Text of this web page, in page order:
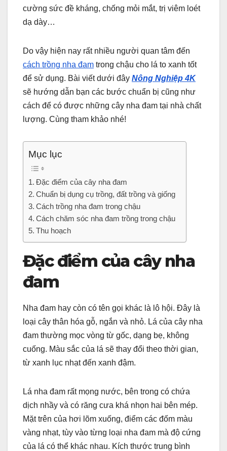
cường sức đề kháng, chống mỏi mắt, trị viêm loét
dạ dày…
Do vậy hiện nay rất nhiều người quan tâm đến
cách trồng nha đam trong chậu cho lá to xanh tốt
để sử dụng. Bài viết dưới đây Nông Nghiệp 4K
sẽ hướng dẫn bạn các bước chuẩn bị cũng như
cách để có được những cây nha đam tại nhà chất
lượng. Cùng tham khảo nhé!
Mục lục
Đặc điểm của cây nha đam
Chuẩn bị dụng cụ trồng, đất trồng và giống
Cách trồng nha đam trong chậu
Cách chăm sóc nha đam trồng trong chậu
Thu hoạch
Đặc điểm của cây nha
đam
Nha đam hay còn có tên gọi khác là lô hội. Đây là
loại cây thân hóa gỗ, ngắn và nhỏ. Lá của cây nha
đam thường mọc vòng từ gốc, dạng bẹ, không
cuống. Màu sắc của lá sẽ thay đổi theo thời gian,
từ xanh lục nhạt đến xanh đậm.
Lá nha đam rất mọng nước, bên trong có chứa
dịch nhầy và có răng cưa khá nhọn hai bên mép.
Mặt trên của hơi lõm xuống, điểm các đốm màu
vàng nhạt, tùy vào từng loại nha đam mà độ cứng
của lá có thể khác nhau. Kích thước trung bình